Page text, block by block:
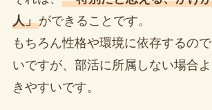
人」ができることです。
もちろん性格や環境に依存するの
いですが、部活に所属しない場合
きやすいです。